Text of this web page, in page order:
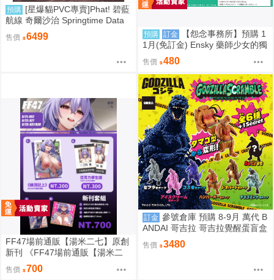
預購 [星爆貓PVC專賣]Phat! 碧藍
航線 奇爾沙治 Springtime Data
預計2027/11到貨
售價 6499 預購 訂金
【怨念事務所】預購 1
1月(免訂金) Ensky 藥師少女的獨
語 Q版動物裝珠鍊布偶吊飾 娃娃
2款分售 0816
售價 480
FF47場前通販【湯米二七】原創
新刊 《FF47場前通販【湯米二
七】原創新刊 《綠鼎記上（下
略）》 壓克力磁吸滑軌學生證 感
售價 700
訂金 參號倉庫 預購 8-9月 萬代 B
ANDAI 哥吉拉 哥吉拉覺醒蛋盲盒
中盒12入 812超取免訂
售價 3480